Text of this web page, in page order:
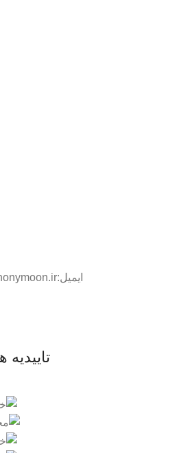
ایمیل:info@honymoon.ir